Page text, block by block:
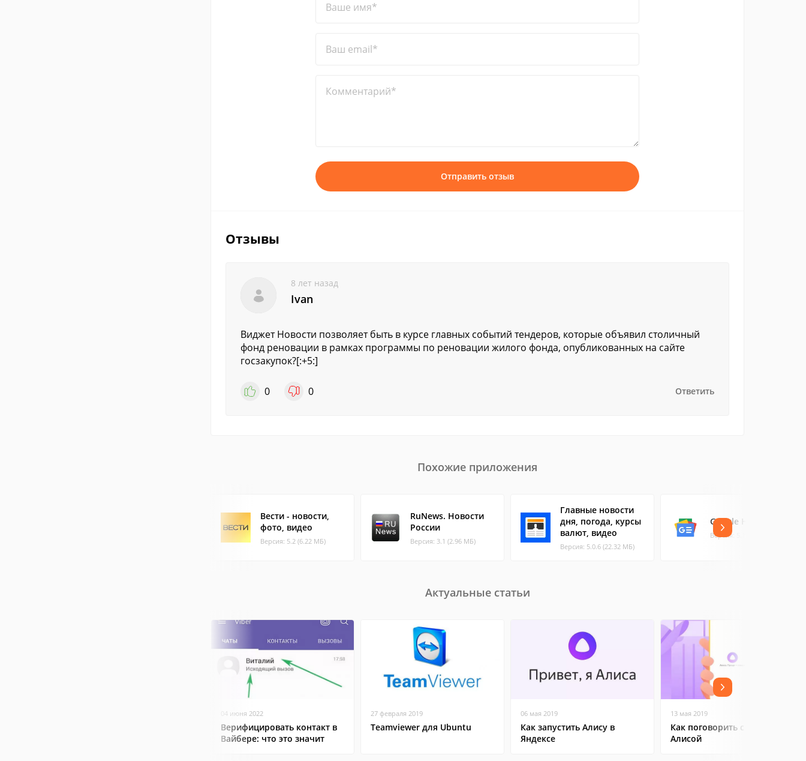
Ваше имя*
Ваш email*
Комментарий*
Отправить отзыв
Отзывы
8 лет назад
Ivan
Виджет Новости позволяет быть в курсе главных событий тендеров, которые объявил столичный
фонд реновации в рамках программы по реновации жилого фонда, опубликованных на сайте
госзакупок?[:+5:]
0 0 Ответить
Похожие приложения
Вести - новости,
фото, видео
Версия: 5.2 (6.22 МБ)
RuNews. Новости
России
Версия: 3.1 (2.96 МБ)
Главные новости
дня, погода, курсы
валют, видео
Версия: 5.0.6 (22.32 МБ)
Google Новости
Версия: 5.164.0. (23.76 МБ)
Актуальные статьи
04 июня 2022
Верифицировать контакт в
Вайбере: что это значит
27 февраля 2019
Teamviewer для Ubuntu
06 мая 2019
Как запустить Алису в
Яндексе
13 мая 2019
Как поговорить с Яндекс
Алисой